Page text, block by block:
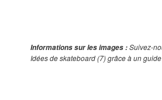
Informations sur les images :Suivez-
Idées de skateboard (7) grâce à un